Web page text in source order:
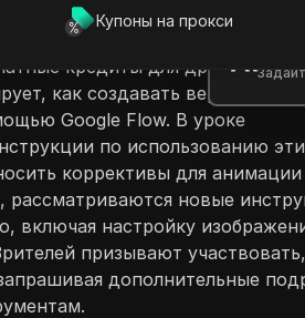
Купоны на прокси
которые теперь могут
быстрых видео без
кредиты для других
как создавать
Google Flow. В уроке
по использованию
коррективы для анимации
рассматриваются новые
включая настройку
призывают участвовать,
дополнительные